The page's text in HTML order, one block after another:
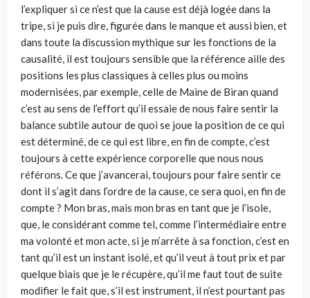
l’expliquer si ce n’est que la cause est déjà logée dans la
tripe, si je puis dire, figurée dans le manque et aussi bien, et
dans toute la discussion mythique sur les fonctions de la
causalité, il est toujours sensible que la référence aille des
positions les plus classiques à celles plus ou moins
modernisées, par exemple, celle de Maine de Biran quand
c’est au sens de l’effort qu’il essaie de nous faire sentir la
balance subtile autour de quoi se joue la position de ce qui
est déterminé, de ce qui est libre, en fin de compte, c’est
toujours à cette expérience corporelle que nous nous
référons. Ce que j’avancerai, tou­jours pour faire sentir ce
dont il s’agit dans l’ordre de la cause, ce sera quoi, en fin de
compte ? Mon bras, mais mon bras en tant que je l’isole,
que, le considérant comme tel, comme l’intermédiaire entre
ma volonté et mon acte, si je m’arrête à sa fonction, c’est en
tant qu’il est un instant isolé, et qu’il veut à tout prix et par
quelque biais que je le récupère, qu’il me faut tout de suite
modifier le fait que, s’il est instrument, il n’est pourtant pas